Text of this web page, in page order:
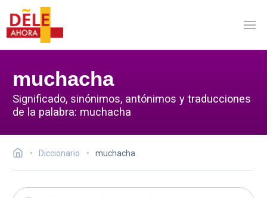
muchacha
Significado, sinónimos, antónimos y traducciones
de la palabra: muchacha
Diccionario muchacha